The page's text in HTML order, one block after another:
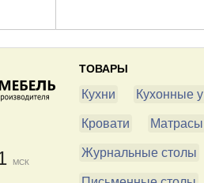
МСК
ТОВАРЫ
Кухни Кухонные
Кровати Матрасы
Журнальные столы